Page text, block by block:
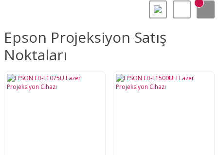
Epson Projeksiyon Satış
Noktaları